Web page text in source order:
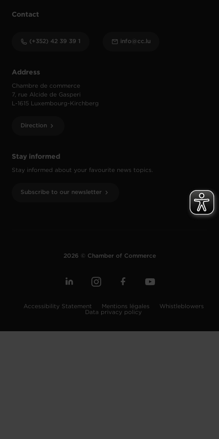
Stay informed
Stay informed about your favourite news topics.
Subscribe to our newsletter
Address
Chambre de commerce
7, rue Alcide de Gasperi
L-1615 Luxembourg-Kirchberg
Direction
Contact
(+352) 42 39 39 1 info@cc.lu
2026 © Chamber of Commerce
Accessibility Statement Mentions légales
Whistleblowers
Data privacy policy